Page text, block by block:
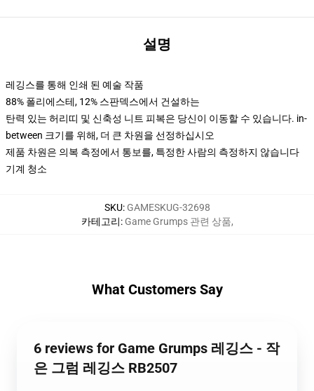
설명
레깅스를 통해 인쇄 된 예술 작품
88% 폴리에스테, 12% 스판덱스에서 건설하는
탄력 있는 허리띠 및 신축성 니트 피복은 당신이 이동할 수 있습니다. in-
between 크기를 위해, 더 큰 차원을 선정하십시오
제품 차원은 의복 측정에서 통보를, 특정한 사람의 측정하지 않습니다
기계 청소
SKU: GAMESKUG-32698
카테고리: Game Grumps 관련 상품,
What Customers Say
6 reviews for Game Grumps 레깅스 - 작
은 그럼 레깅스 RB2507